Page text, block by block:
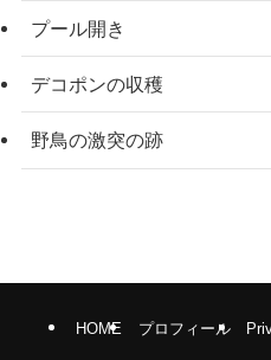
プール開き
デコポンの収穫
野鳥の激突の跡
HOME プロフィール